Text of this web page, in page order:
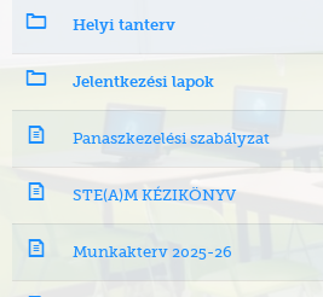
Helyi tanterv
Jelentkezési lapok
Panaszkezelési szabályzat
STE(A)M KÉZIKÖNYV
Munkakterv 2025-26